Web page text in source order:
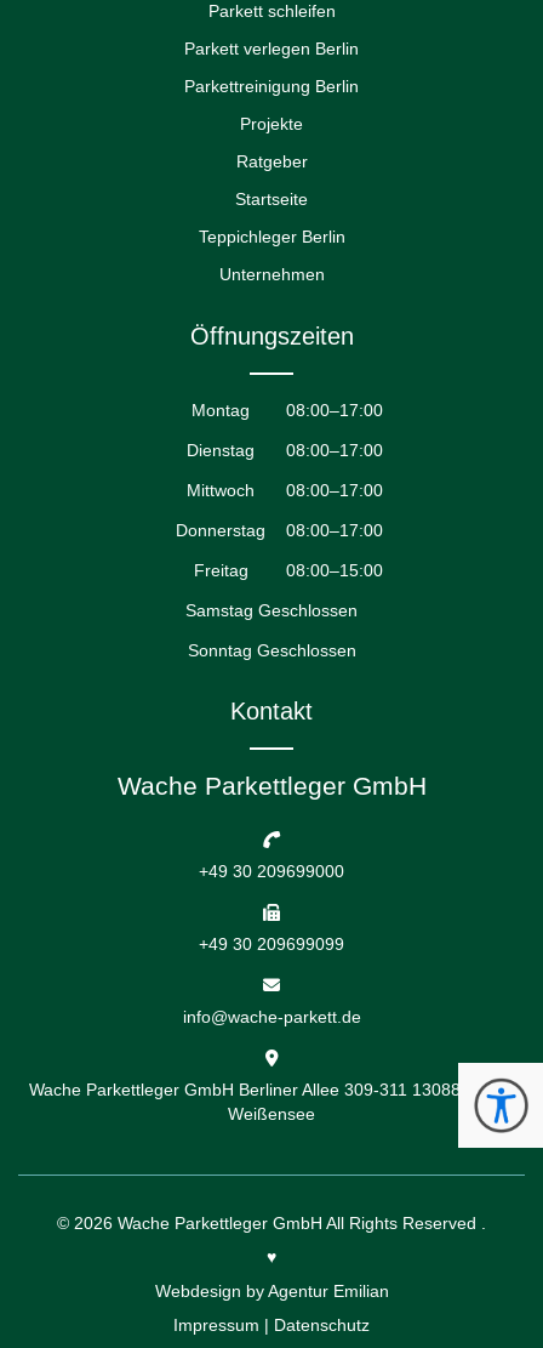
Parkett schleifen
Parkett verlegen Berlin
Parkettreinigung Berlin
Projekte
Ratgeber
Startseite
Teppichleger Berlin
Unternehmen
Öffnungszeiten
Montag 08:00–17:00
Dienstag 08:00–17:00
Mittwoch 08:00–17:00
Donnerstag 08:00–17:00
Freitag 08:00–15:00
Samstag Geschlossen
Sonntag Geschlossen
Kontakt
Wache Parkettleger GmbH
+49 30 209699000
+49 30 209699099
info@wache-parkett.de
Wache Parkettleger GmbH Berliner Allee 309-311 13088 Berlin-
Weißensee
© 2026 Wache Parkettleger GmbH All Rights Reserved .
♥️
Webdesign byAgentur Emilian
Impressum | Datenschutz